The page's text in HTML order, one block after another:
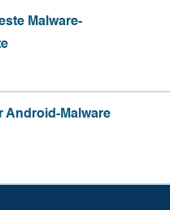
Malware-
Android-Malware